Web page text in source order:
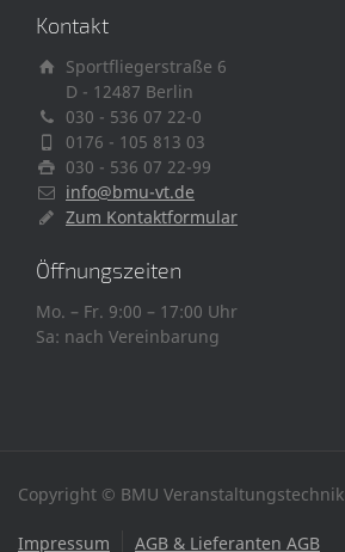
Kontakt
Sportfliegerstraße 6
D - 12487 Berlin
030 - 536 07 22-0
0176 - 105 813 03
030 - 536 07 22-99
info@bmu-vt.de
Zum Kontaktformular
Öffnungszeiten
Mo. – Fr. 9:00 – 17:00 Uhr
Sa: nach Vereinbarung
Copyright © BMU Veranstaltungstechnik
Impressum AGB & Lieferanten AGB